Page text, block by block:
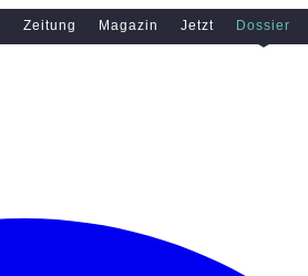
Zeitung Magazin Jetzt Dossier